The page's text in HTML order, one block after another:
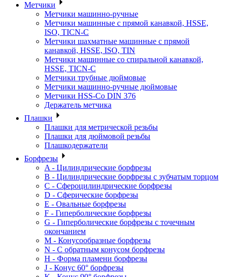
Метчики
Метчики машинно-ручные
Метчики машинные с прямой канавкой, HSSE,
ISO, TICN-C
Метчики шахматные машинные с прямой
канавкой, HSSE, ISO, TIN
Метчики машинные со спиральной канавкой,
HSSE, TICN-C
Метчики трубные дюймовые
Метчики машинно-ручные дюймовые
Метчики HSS-Co DIN 376
Держатель метчика
Плашки
Плашки для метрической резьбы
Плашки для дюймовой резьбы
Плашкодержатели
Борфрезы
A - Цилиндрические борфрезы
B - Цилиндрические борфрезы с зубчатым торцом
C - Сфероцилиндрические борфрезы
D - Сферические борфрезы
E - Овальные борфрезы
F - Гиперболические борфрезы
G - Гиперболические борфрезы с точечным
окончанием
M - Конусообразные борфрезы
N - С обратным конусом борфрезы
H - Форма пламени борфрезы
J - Конус 60° борфрезы